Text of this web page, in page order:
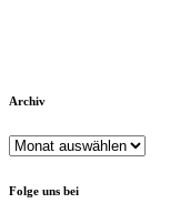
Archiv
Archiv
Folge uns bei